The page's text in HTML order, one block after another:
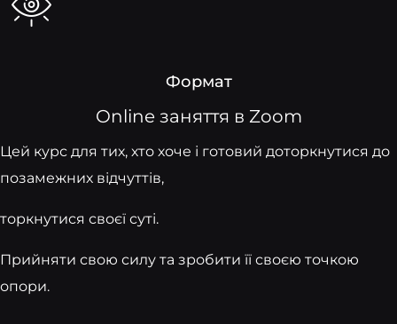
Формат
Online заняття в Zoom
Цей курс для тих, хто хоче і готовий доторкнутися до
позамежних відчуттів,
торкнутися своєї суті.
Прийняти свою силу та зробити її своєю точкою
опори.